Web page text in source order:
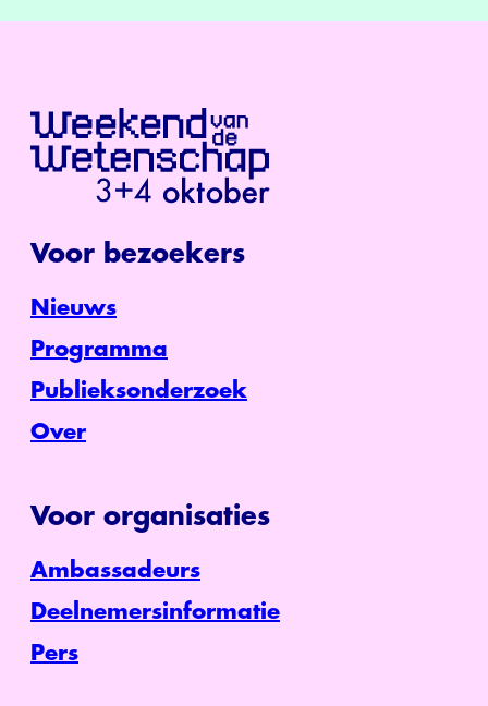
Voor bezoekers
Nieuws
Programma
Publieksonderzoek
Over
Voor organisaties
Ambassadeurs
Deelnemersinformatie
Pers